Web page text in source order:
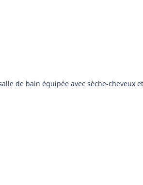
de bain équipée avec sèche-cheveux